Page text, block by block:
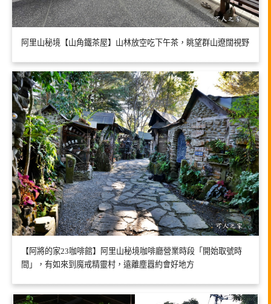
阿里山秘境【山角鐵茶屋】山林放空吃下午茶，眺望群山遼闊視野
【阿將的家23咖啡館】阿里山秘境咖啡廳營業時段「開始取號時
間」，有如來到魔戒精靈村，遠離塵囂約會好地方